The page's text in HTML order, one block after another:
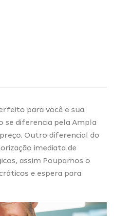
para você e sua
se diferencia pela Ampla
Outro diferencial do
imediata de
assim Poupamos o
e espera para